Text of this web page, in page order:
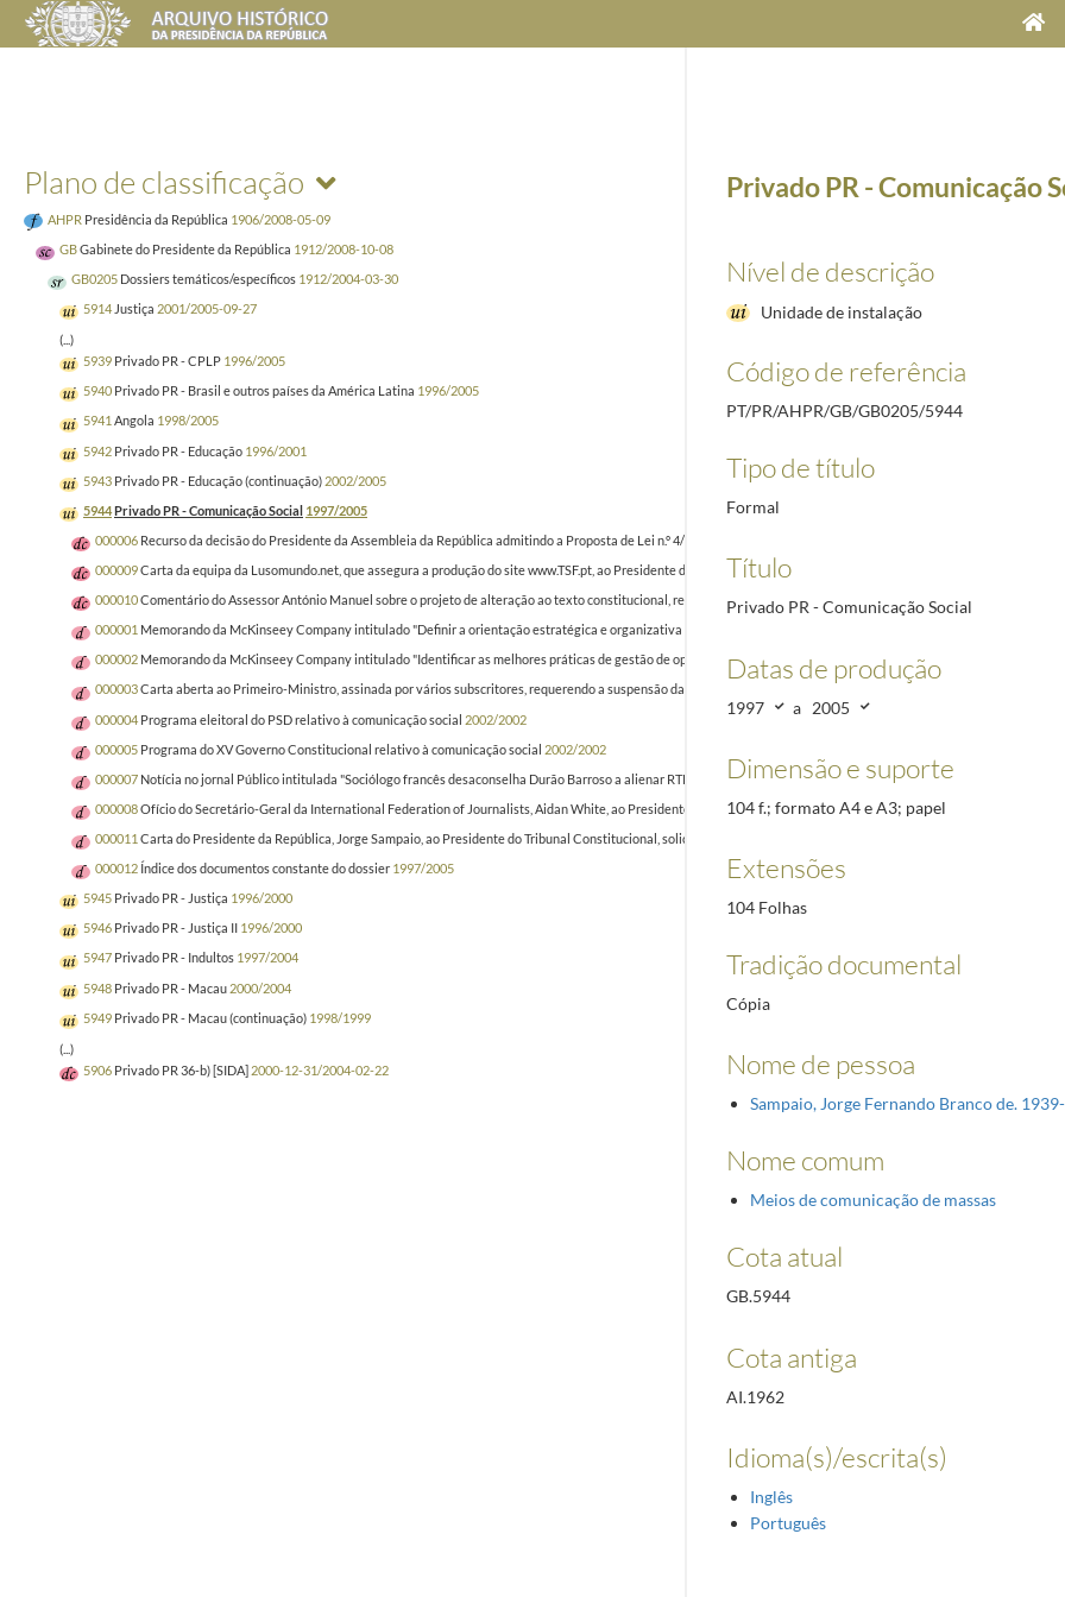
Plano de classificação
AHPR Presidência da República 1906/2008-05-09
GBGabinete do Presidente da República 1912/2008-10-08
GB0205 Dossiers temáticos/específicos 1912/2004-03-30
5914 Justiça 2001/2005-09-27
(...)
5939 Privado PR - CPLP 1996/2005
5940 Privado PR - Brasil e outros países da América Latina 1996/2005
5941 Angola 1998/2005
5942 Privado PR - Educação 1996/2001
5943 Privado PR - Educação (continuação) 2002/2005
5944Privado PR - Comunicação Social 1997/2005
000006 Recurso da decisão do Presidente da Assembleia da República admitindo a Proposta de Lei n.º 4/IX, que visa retirar ao Conselho de Opinião da RTP a
000009Carta da equipa da Lusomundo.net, que assegura a produção do site www.TSF.pt, ao Presidente da República, Jorge Sampaio, solicitando apoio para
000010Comentário do Assessor António Manuel sobre o projeto de alteração ao texto constitucional, relativo a um órgão regulador da Comunicação Social
000001 Memorando da McKinseey Company intitulado "Definir a orientação estratégica e organizativa da RTP no contexto de uma visão de futuro do setor de televisão
000002 Memorando da McKinseey Company intitulado "Identificar as melhores práticas de gestão de operadores de serviço público de televisão aplicáveis no caso RTP",
000003Carta aberta ao Primeiro-Ministro, assinada por vários subscritores, requerendo a suspensão da ideia de reestruturar a Antena 2 em termos que alterem o seu perfil
000004 Programa eleitoral do PSD relativo à comunicação social 2002/2002
000005 Programa do XV Governo Constitucional relativo à comunicação social 2002/2002
000007 Notícia no jornal Público intitulada "Sociólogo francês desaconselha Durão Barroso a alienar RTP2", referindo-se a Dominique Wolton, que falou na conferência
000008Ofício do Secretário-Geral da International Federation of Journalists, Aidan White, ao Presidente da República, Jorge Sampaio, com cópias ao Primeiro-Ministro,
000011 Carta do Presidente da República, Jorge Sampaio, ao Presidente do Tribunal Constitucional, solicitando a apreciação da constitucionalidade do artigo 1.º e do
000012 Índice dos documentos constante do dossier 1997/2005
5945 Privado PR - Justiça 1996/2000
5946 Privado PR - Justiça II 1996/2000
5947 Privado PR - Indultos 1997/2004
5948 Privado PR - Macau 2000/2004
5949 Privado PR - Macau (continuação) 1998/1999
(...)
5906 Privado PR 36-b) [SIDA] 2000-12-31/2004-02-22
Privado PR - Comunicação
Nível de descrição
Unidade de instalação
Código de referência
PT/PR/AHPR/GB/GB0205/5944
Tipo de título
Formal
Título
Privado PR - Comunicação Social
Datas de produção
1997 a 2005
Dimensão e suporte
104 f.; formato A4 e A3; papel
Extensões
104 Folhas
Tradição documental
Cópia
Nome de pessoa
Sampaio, Jorge Fernando Branco de.
Nome comum
Meios de comunicação de massas
Cota atual
GB.5944
Cota antiga
AI.1962
Idioma(s)/escrita(s)
Inglês
Português